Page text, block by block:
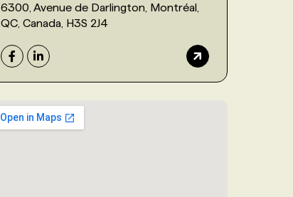
6300, Avenue de Darlington, Montréal,
QC, Canada, H3S 2J4